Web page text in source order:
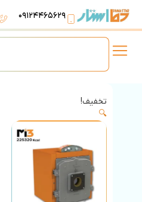
۰۹۱۲۴۴۶۵۶۲۹
تخفیف!
🔍